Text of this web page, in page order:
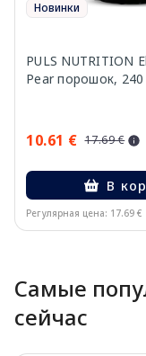
Новинки
PULS NUTRITION
Pear порошок, 240
10.61 € 17.69 €
В
Регулярная цена: 17.69 €
Самые
сейчас